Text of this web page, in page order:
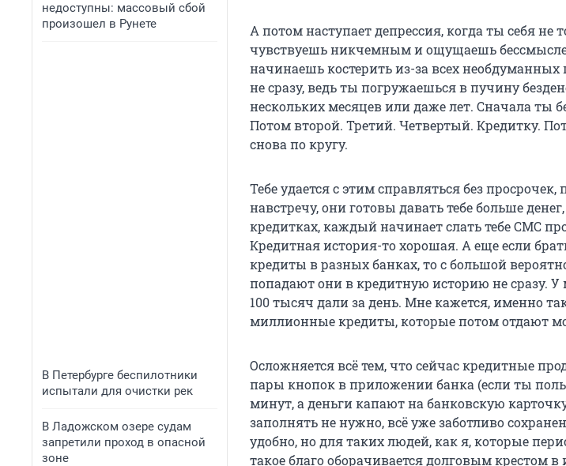
недоступны: массовый сбой
произошел в Рунете
В Петербурге беспилотники
испытали для очистки рек
В Ладожском озере судам
запретили проход в опасной
зоне
А потом наступает депрессия, когда ты себя не
чувствуешь никчемным и ощущаешь
начинаешь костерить из-за всех
не сразу, ведь ты погружаешься в пучину
нескольких месяцев или даже лет. Сначала ты
Потом второй. Третий. Четвертый. Кредитку.
снова по кругу.
Тебе удается с этим справляться без
навстречу, они готовы давать тебе больше
кредитках, каждый начинает слать тебе СМС
Кредитная история-то хорошая. А еще если
кредиты в разных банках, то с большой
попадают они в кредитную историю не сразу. У
100 тысяч дали за день. Мне кажется, именно
миллионные кредиты, которые потом отдают
Осложняется всё тем, что сейчас кредитные
пары кнопок в приложении банка (если ты
минут, а деньги капают на банковскую
заполнять не нужно, всё уже заботливо
удобно, но для таких людей, как я, которые
такое благо оборачивается долговым крестом в